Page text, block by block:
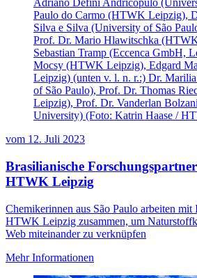
Adriano Defini Andricopulo
Paulo do Carmo (HTWK Leipzig),
Silva e Silva (University of São
Prof. Dr. Mario Hlawitschka
Sebastian Tramp (Eccenca GmbH,
Mocsy (HTWK Leipzig), Edgard
Leipzig) (unten v. l. n. r.:) Dr.
of São Paulo), Prof. Dr. Thomas
Leipzig), Prof. Dr. Vanderlan
University) (Foto: Katrin Haase /
vom 12. Juli 2023
Brasilianische
HTWK Leipzig
Chemikerinnen aus São Paulo arbeiten
HTWK Leipzig zusammen, um
Web miteinander zu verknüpfen
Mehr Informationen